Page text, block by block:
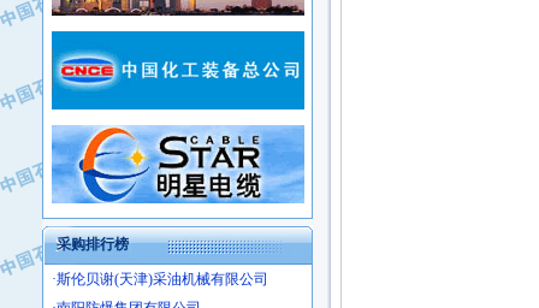
采购排行榜
·上海高桥石化
·中国石化扬子石油化工股份有限公司
·中国石化上海石油化工股份有限公司
·中国石油长庆油田分公司
·中国石油宁夏石化分公司
·山东墨龙石油机械股份有限公司
·大庆油田物资集团
·斯伦贝谢(天津)采油机械有限公司
·南阳防爆集团有限公司